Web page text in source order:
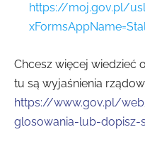
https://moj.gov.pl/
Chcesz więcej wiedzieć
tu są wyjaśnienia
https://www.gov.pl/
glosowania-lub-dopisz-